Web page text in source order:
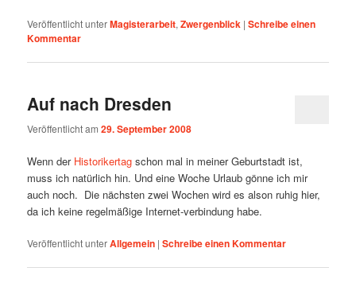
Veröffentlicht unterMagisterarbeit,Zwergenblick |Schreibe einen
Kommentar
Auf nach Dresden
Veröffentlicht am29. September 2008
Wenn der Historikertag schon mal in meiner Geburtstadt ist,
muss ich natürlich hin. Und eine Woche Urlaub gönne ich mir
auch noch. Die nächsten zwei Wochen wird es alson ruhig hier,
da ich keine regelmäßige Internet-verbindung habe.
Veröffentlicht unterAllgemein |Schreibe einen Kommentar